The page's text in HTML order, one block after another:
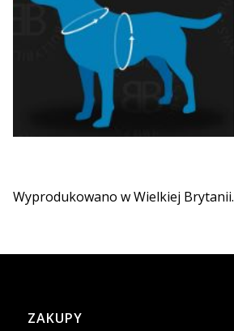
Wyprodukowano w Wielkiej Brytanii.
Linki w stopce
ZAKUPY